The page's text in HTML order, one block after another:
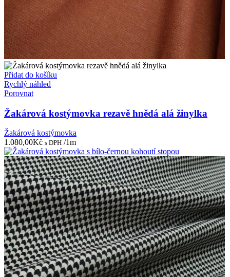
Přidat do košíku
Rychlý náhled
Porovnat
Žakárová kostýmovka rezavě hnědá alá žinylka
Žakárová kostýmovka
1.080,00Kč s DPH /1m